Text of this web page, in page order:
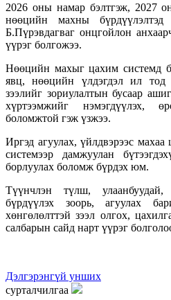
2026 оны намар бэлтгэж, 2027
нөөцийн махны
Б.Пүрэвдагваг онцгойлон
үүрэг болгожээ.
Нөөцийн махыг цахим системд
явц, нөөцийн үлдэгдэл ил тод
зээлийг зориулалтын бусаар
хүртээмжийг нэмэгдүүлэх,
боломжтой гэж үзжээ.
Иргэд агуулах, үйлдвэрээс
системээр дамжуулан
борлуулах боломж бүрдэх юм.
Түүнчлэн түлш,
бүрдүүлэх зоорь, агуулах
хөнгөлөлттэй зээл олгох,
салбарын сайд нарт үүрэг
Дэлгэрэнгүй унших
сурталчилгаа